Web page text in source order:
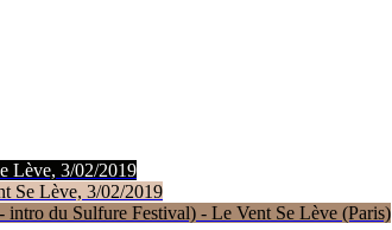
Lève, 3/02/2019
Se Lève, 3/02/2019
du Sulfure Festival) - Le Vent Se Lève (Paris)